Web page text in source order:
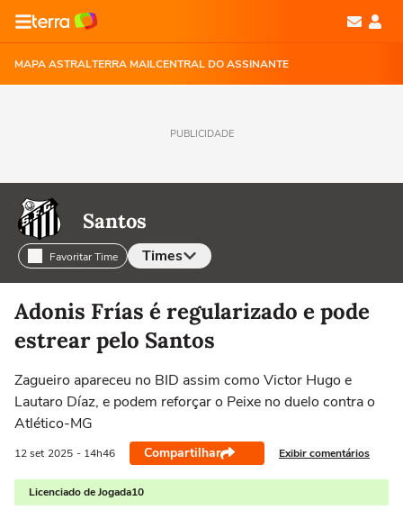
MAPA ASTRALTERRA MAILCENTRAL DO ASSINANTE
PUBLICIDADE
Santos
Favoritar Time Times
Selecione o time para ver as notícias
Adonis Frías é regularizado e pode
estrear pelo Santos
Zagueiro apareceu no BID assim como Victor Hugo e
Lautaro Díaz, e podem reforçar o Peixe no duelo contra o
Atlético-MG
12 set 2025 - 14h46 Compartilhar Exibir comentários
Licenciado de Jogada10